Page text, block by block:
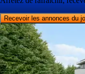
Recevoir les annonces du